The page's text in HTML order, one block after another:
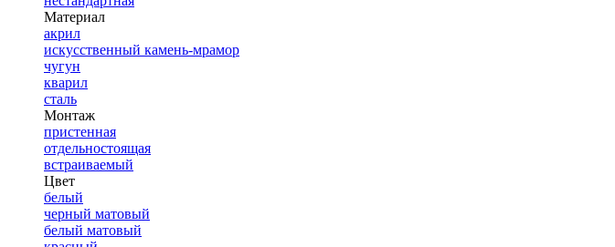
Материал
акрил
искусственный камень-мрамор
чугун
кварил
сталь
Монтаж
пристенная
отдельностоящая
встраиваемый
Цвет
белый
черный матовый
белый матовый